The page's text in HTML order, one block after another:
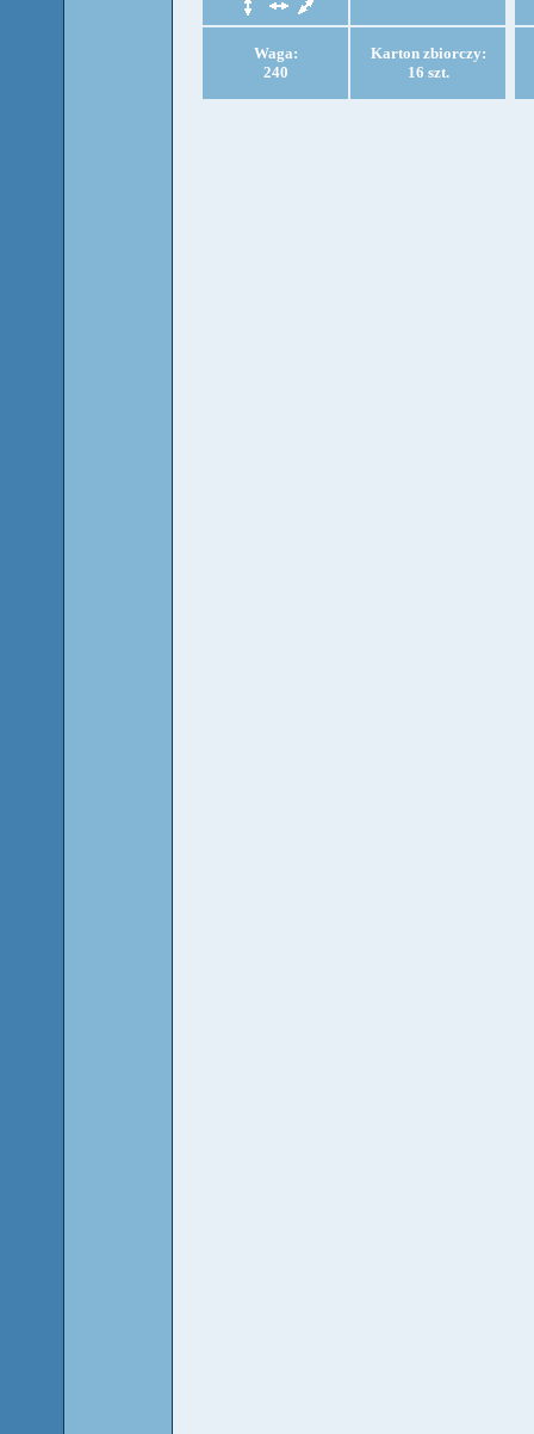
Waga:
240
Karton zbiorczy:
16 szt.